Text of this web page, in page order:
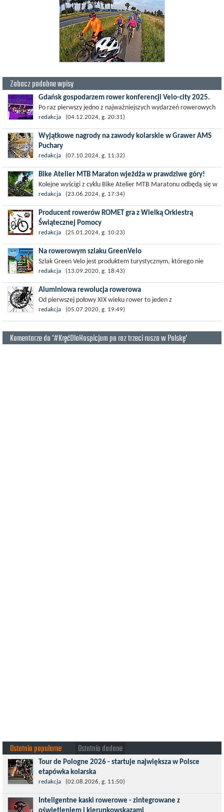
Zobacz podobne wpisy
Gdańsk gospodarzem rower konferencji Velo-city 2025.
Po raz pierwszy jedno z najważniejszych wydarzeń rowerowych
na świecie, konferencja Velo-City, odbędzie się w Polsce. W 2025
roku Gdańsk stanie się...
redakcja (04.12.2024, g. 20:31)
Wyjątkowe nagrody na zawody kolarskie w Grawer AMS
Puchary
Zorganizuj niezapomniane zawody kolarskie z
personalizowanymi pucharami, statuetkami i medalami.
Sprawdź, jak dopasować nagrody do wyścigów...
redakcja (07.10.2024, g. 11:32)
Bike Atelier MTB Maraton wjeżdża w prawdziwe góry!
Kolejne wyścigi z cyklu Bike Atelier MTB Maratonu odbędą się w
ostatnią niedzielę czerwca (30 czerwca) w Gminie Jeleśnia.
Kolejny rok będzie...
redakcja (23.06.2024, g. 17:34)
Producent rowerów ROMET gra z Wielką Orkiestrą
Świątecznej Pomocy
Polski producent rowerów ROMET po raz kolejny gra z Wielką
Orkiestrą Świątecznej Pomocy. Firma przekazała na licytację
elektryczny rower...
redakcja (25.01.2024, g. 10:23)
Na rowerowym szlaku GreenVelo
Szlak Green Velo jest produktem turystycznym, którego nie
trzeba przedstawiać żadnemu rowerzyście – w ciągu kilku lat od
powstania...
redakcja (13.09.2020, g. 18:43)
Aluminiowa rewolucja rowerowa
Od pierwszej połowy XIX wieku rower to jeden z
najpopularniejszych środków transportu, cieszący się
niesłabnącym zainteresowaniem. Nic w tym...
redakcja (05.07.2020, g. 19:49)
Komentarze do '#KręćDlaHospicjum po raz trzeci rusza w Polskę'
Ostatnio popularne Ostatnio dodane
Tour de Pologne 2026 - startuje największa w Polsce
etapówka kolarska
Tour de Pologne 2026 to jedno z najbardziej prestiżowych
wydarzeń sportowych w Polsce. wyścig zaliczany po raz 22. do
prestiżowego cyklu UCI World...
redakcja (02.08.2026, g. 11:50)
Inteligentne kaski rowerowe - zintegrowane z